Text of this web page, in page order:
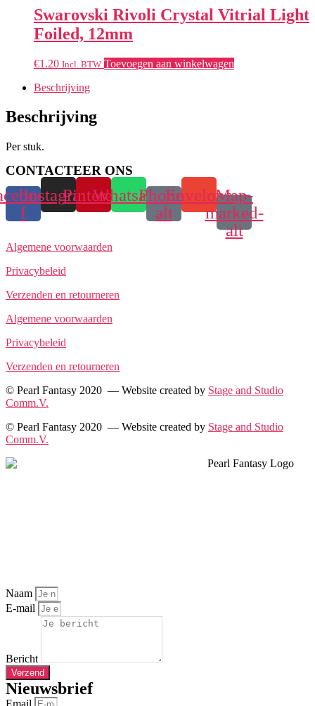
Swarovski Rivoli Crystal Vitrial Light
Foiled, 12mm
€1.20 Incl. BTW Toevoegen aan winkelwagen
Beschrijving
Beschrijving
Per stuk.
CONTACTEER ONS
f
InstagramPinterestWhatsappPhone-
alt
EnvelopeMap-
marked-
alt
Algemene voorwaarden
Privacybeleid
Verzenden en retourneren
Algemene voorwaarden
Privacybeleid
Verzenden en retourneren
© Pearl Fantasy 2020 — Website created by Stage and Studio
Comm.V.
© Pearl Fantasy 2020 — Website created by Stage and Studio
Comm.V.
Naam
E-mail
Bericht
Verzend
Nieuwsbrief